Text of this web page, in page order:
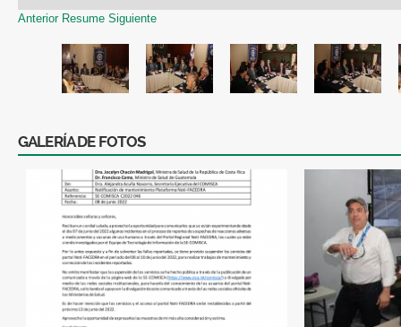
Anterior Resume Siguiente
GALERÍA DE FOTOS